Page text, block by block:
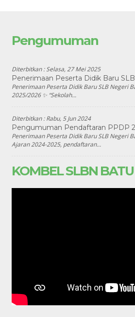
Pengumuman
Diterbitkan :Selasa, 27 Mei 2025
Penerimaan Peserta Didik Baru
Penerimaan Peserta Didik Baru SLB Negeri
2025/2026 ✨ “Sekolah...
Diterbitkan :Rabu, 5 Jun 2024
Pengumuman Pendaftaran PPDP
Penerimaan Peserta Didik Baru SLB Negeri
Ajaran 2024-2025, pendaftaran...
KOMBEL SLBN